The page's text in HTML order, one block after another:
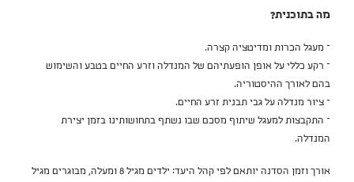
מה בתוכנית?
– מעגל הכרות ומדיטציה קצרה.
– רקע כללי על אופן הופעתיהם של המנדלה וזרע החיים בטבע והשימוש
בהם לאורך ההיסטוריה.
– ציור מנדלה על גבי תבנית זרע החיים.
– התקבצות למעגל שיתוף מסכם שבו נשתף בתחושותינו בזמן יצירת
המנדלה.
אורך וזמן הסדנה יותאם לפי קהל היעד: ילדים מגיל 8 ומעלה, מבוגרים מגיל